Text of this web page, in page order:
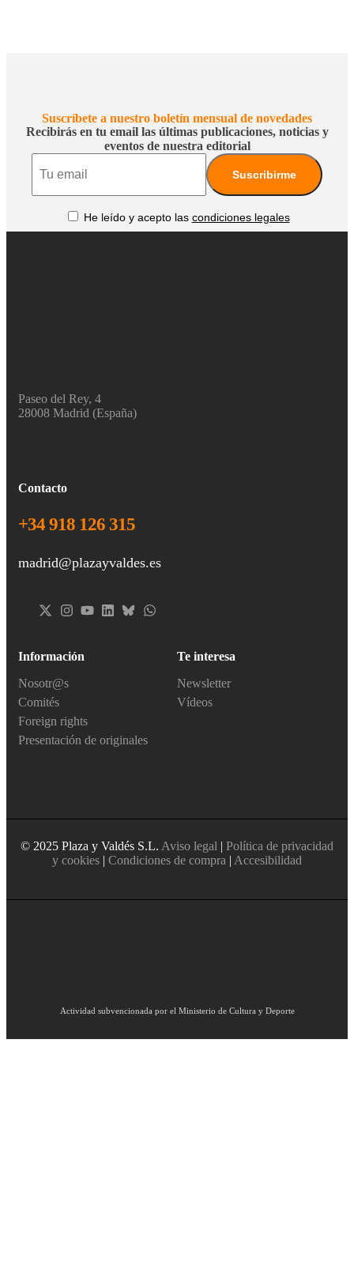
Suscríbete a nuestro boletín mensual de novedades
Recibirás en tu email las últimas publicaciones, noticias y
eventos de nuestra editorial
He leído y acepto las condiciones legales
Paseo del Rey, 4
28008 Madrid (España)
Contacto
+34 918 126 315
madrid@plazayvaldes.es
Información
Nosotr@s
Comités
Foreign rights
Presentación de originales
Te interesa
Newsletter
Vídeos
© 2025 Plaza y Valdés S.L. Aviso legal | Política de privacidad
y cookies | Condiciones de compra | Accesibilidad
Actividad subvencionada por el Ministerio de Cultura y Deporte